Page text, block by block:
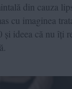
din cauza
cu imaginea
și ideea că nu îți